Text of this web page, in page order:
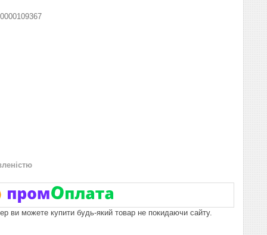
ви можете купити будь-який товар не покидаючи сайту.